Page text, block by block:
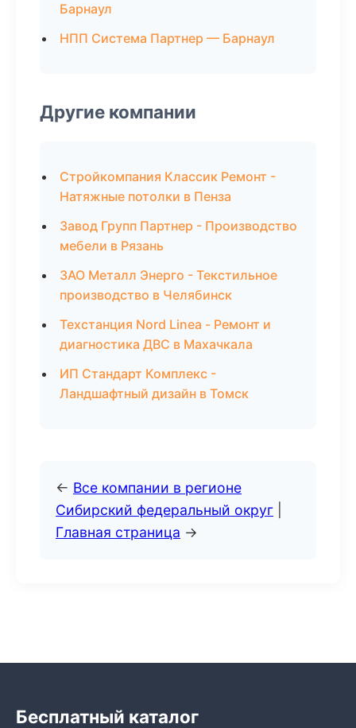
Барнаул
НПП Система Партнер — Барнаул
Другие компании
Стройкомпания Классик Ремонт -
Натяжные потолки в Пенза
Завод Групп Партнер - Производство
мебели в Рязань
ЗАО Металл Энерго - Текстильное
производство в Челябинск
Техстанция Nord Linea - Ремонт и
диагностика ДВС в Махачкала
ИП Стандарт Комплекс -
Ландшафтный дизайн в Томск
← Все компании в регионе
Сибирский федеральный округ
Главная страница →
Бесплатный каталог